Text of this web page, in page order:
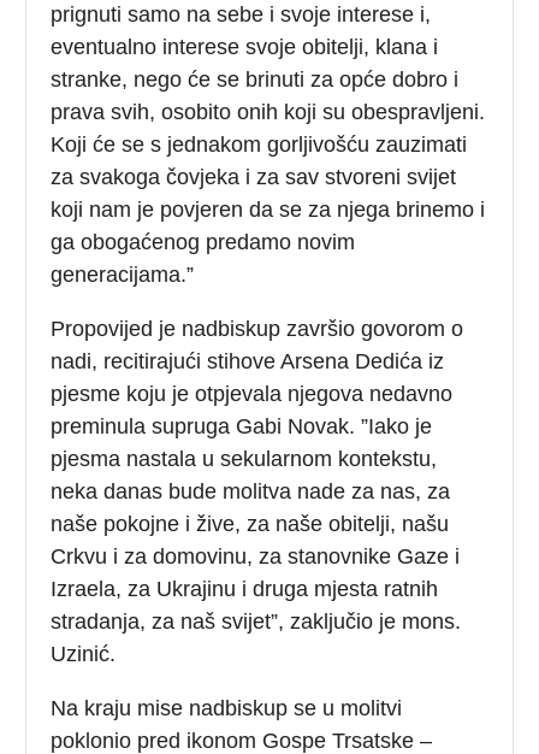
prignuti samo na sebe i svoje interese i,
eventualno interese svoje obitelji, klana i
stranke, nego će se brinuti za opće dobro i
prava svih, osobito onih koji su obespravljeni.
Koji će se s jednakom gorljivošću zauzimati
za svakoga čovjeka i za sav stvoreni svijet
koji nam je povjeren da se za njega brinemo i
ga obogaćenog predamo novim
generacijama.”
Propovijed je nadbiskup završio govorom o
nadi, recitirajući stihove Arsena Dedića iz
pjesme koju je otpjevala njegova nedavno
preminula supruga Gabi Novak. ”Iako je
pjesma nastala u sekularnom kontekstu,
neka danas bude molitva nade za nas, za
naše pokojne i žive, za naše obitelji, našu
Crkvu i za domovinu, za stanovnike Gaze i
Izraela, za Ukrajinu i druga mjesta ratnih
stradanja, za naš svijet”, zaključio je mons.
Uzinić.
Na kraju mise nadbiskup se u molitvi
poklonio pred ikonom Gospe Trsatske –